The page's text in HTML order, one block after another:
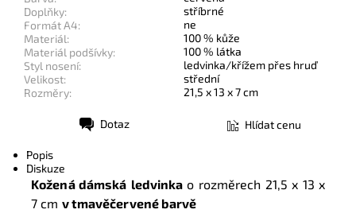
Doplňky:
stříbrné
Formát A4:
ne
Materiál:
100 % kůže
Materiál podšívky:
100 % látka
Styl nosení:
ledvinka/křížem přes hruď
Velikost:
střední
Rozměry:
21,5 x 13 x 7 cm
Dotaz Hlídat cenu
Popis
Diskuze
Kožená dámská ledvinka o rozměrech 21,5 x 13 x
7 cm v tmavěčervené barvě